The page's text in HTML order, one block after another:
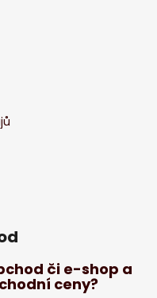
či e-shop a
ceny?